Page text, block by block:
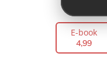
E-book
4,99